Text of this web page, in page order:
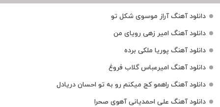
دانلود آهنگ آراز موسوی شکل تو
دانلود آهنگ امیر زهی رویای من
دانلود آهنگ پوریا ملکی برده
دانلود آهنگ امیرعباس گلاب فروغ
دانلود آهنگ راهمو کج میکنم رو به تو احسان دریادل
دانلود آهنگ علی احمدیانی آهوی صحرا